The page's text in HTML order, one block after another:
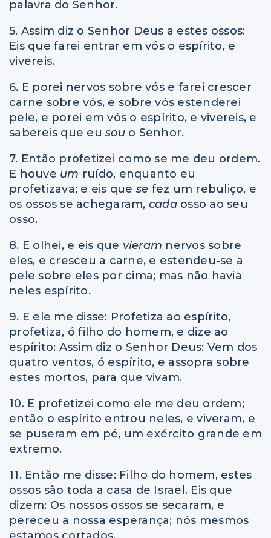
palavra do Senhor.
5. Assim diz o Senhor Deus a estes ossos:
Eis que farei entrar em vós o espírito, e
vivereis.
6. E porei nervos sobre vós e farei crescer
carne sobre vós, e sobre vós estenderei
pele, e porei em vós o espírito, e vivereis, e
sabereis que eu sou o Senhor.
7. Então profetizei como se me deu ordem.
E houve um ruído, enquanto eu
profetizava; e eis que se fez um rebuliço, e
os ossos se achegaram, cada osso ao seu
osso.
8. E olhei, e eis que vieram nervos sobre
eles, e cresceu a carne, e estendeu-se a
pele sobre eles por cima; mas não havia
neles espírito.
9. E ele me disse: Profetiza ao espírito,
profetiza, ó filho do homem, e dize ao
espírito: Assim diz o Senhor Deus: Vem dos
quatro ventos, ó espírito, e assopra sobre
estes mortos, para que vivam.
10. E profetizei como ele me deu ordem;
então o espírito entrou neles, e viveram, e
se puseram em pé, um exército grande em
extremo.
11. Então me disse: Filho do homem, estes
ossos são toda a casa de Israel. Eis que
dizem: Os nossos ossos se secaram, e
pereceu a nossa esperança; nós mesmos